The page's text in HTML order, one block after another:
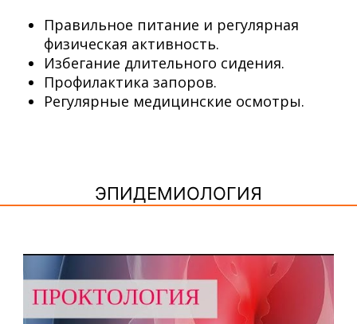
Правильное питание и регулярная
физическая активность.
Избегание длительного сидения.
Профилактика запоров.
Регулярные медицинские осмотры.
ЭПИДЕМИОЛОГИЯ